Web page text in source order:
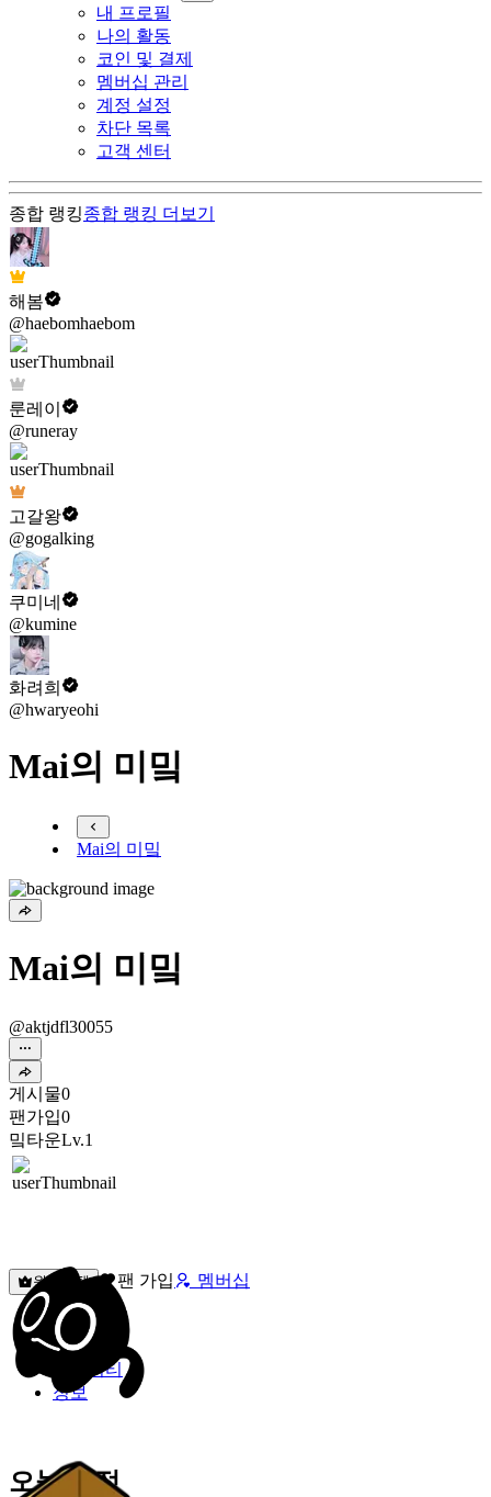
내 프로필
나의 활동
코인 및 결제
멤버십 관리
계정 설정
차단 목록
고객 센터
종합 랭킹종합 랭킹 더보기
해봄
@haebomhaebom
룬레이
@runeray
고갈왕
@gogalking
쿠미네
@kumine
화려희
@hwaryeohi
Mai의 미밐
Mai의 미밐
Mai의 미밐
@aktjdfl30055
게시물0
팬가입0
밐타운Lv.1
원픽선택 팬 가입 멤버십
밐타운
피드
커뮤니티
정보
오늘 일정